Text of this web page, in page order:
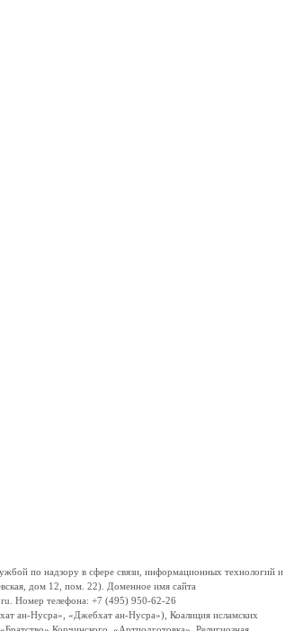
по надзору в сфере связи, информационных технологий и
дом 12, пом. 22). Доменное имя сайта
Номер телефона: +7 (495) 950-62-26
ан-Нусра», «Джебхат ан-Нусра»), Коалиция исламских